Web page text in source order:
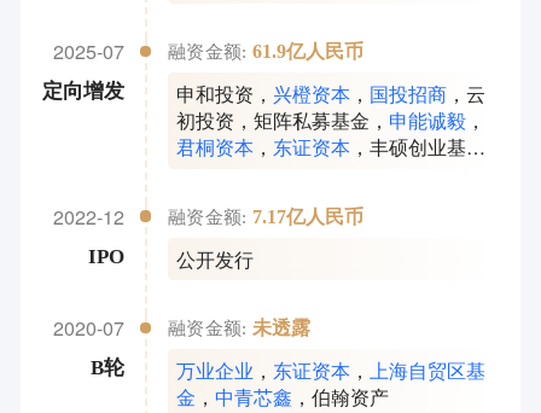
2025-07
定向增发
融资金额: 61.9亿人民币
申和投资 ， 兴橙资本 ， 国投招商 ，云
初投资 ，矩阵私募基金 ， 申能诚毅 ，
君桐资本 ， 东证资本 ，丰硕创业基金
上海自贸区基金 ， 斐怀投资
源，锦冠投资，伯翰资产
，九洲创投
同祺投资
投资，瑞夏投资
，盛盎投资 ，内投集团
2022-12
IPO
融资金额: 7.17亿人民币
公开发行
2020-07
B轮
融资金额: 未透露
万业企业 ， 东证资本 ，上海自贸区基
金 ，中青芯鑫 ，伯翰资产